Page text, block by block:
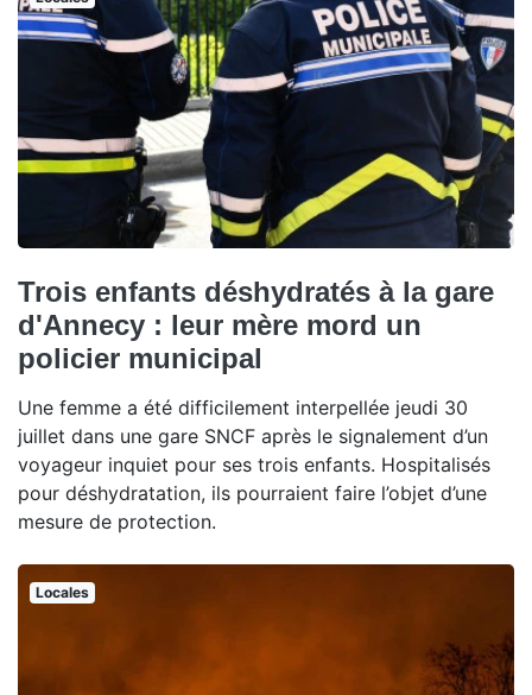
Trois enfants déshydratés à la gare
d'Annecy : leur mère mord un
policier municipal
Une femme a été difficilement interpellée jeudi 30
juillet dans une gare SNCF après le signalement d’un
voyageur inquiet pour ses trois enfants. Hospitalisés
pour déshydratation, ils pourraient faire l’objet d’une
mesure de protection.
Locales